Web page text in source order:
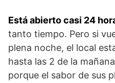
Está abierto casi 24
tanto tiempo. Pero si
plena noche, el local
hasta las 2 de la
porque el sabor de sus